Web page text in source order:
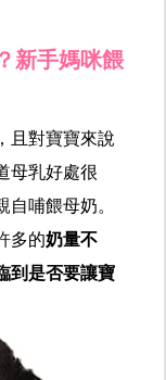
新手媽咪餵
且對寶寶來說
母乳好處很
哺餵母奶。
多的奶量不
到是否要讓寶